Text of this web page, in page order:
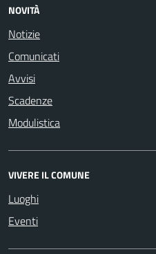
NOVITÀ
Notizie
Comunicati
Avvisi
Scadenze
Modulistica
VIVERE IL COMUNE
Luoghi
Eventi